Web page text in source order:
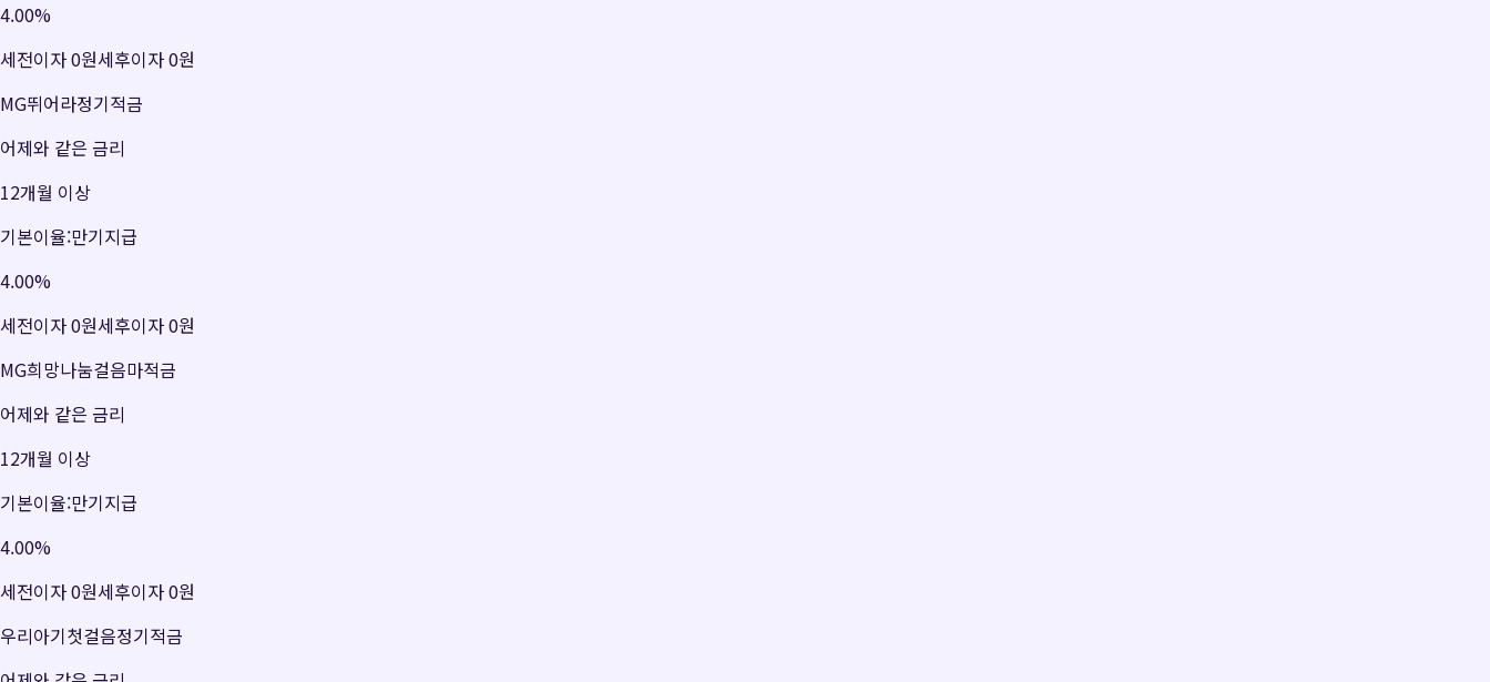
4.00%
세전이자0원세후이자0원
MG뛰어라정기적금
어제와 같은 금리
12개월 이상
기본이율:만기지급
4.00%
세전이자0원세후이자0원
MG희망나눔걸음마적금
어제와 같은 금리
12개월 이상
기본이율:만기지급
4.00%
세전이자0원세후이자0원
우리아기첫걸음정기적금